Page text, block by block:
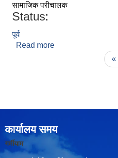
सामाजिक परीचालक
Status:
पूर्व
Read more
«
कार्यालय समय
गर्मीयाम